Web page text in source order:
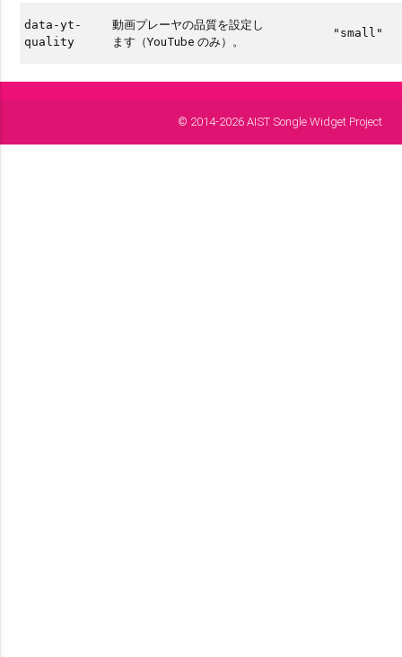
data-yt-
quality
動画プレーヤの品質を設定し
ます（YouTube のみ）。
"small"
© 2014-2026 AIST Songle Widget Project